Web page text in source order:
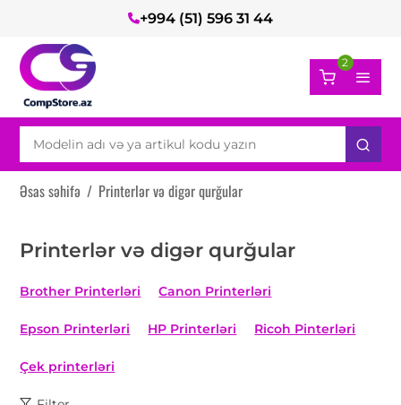
+994 (51) 596 31 44
2
Əsas səhifə / Printerlər və digər qurğular
Printerlər və digər qurğular
Brother Printerləri Canon Printerləri
Epson Printerləri HP Printerləri Ricoh Pinterləri
Çek printerləri